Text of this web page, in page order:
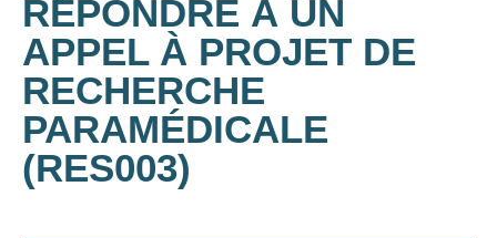
RÉPONDRE À UN
APPEL À PROJET DE
RECHERCHE
PARAMÉDICALE
(RES003)